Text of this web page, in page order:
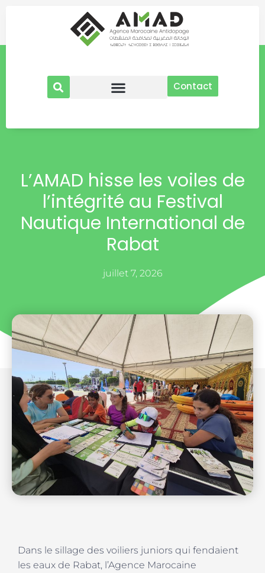
Contact
L’AMAD hisse les voiles de
l’intégrité au Festival
Nautique International de
Rabat
juillet 7, 2026
Dans le sillage des voiliers juniors qui fendaient
les eaux de Rabat, l’Agence Marocaine